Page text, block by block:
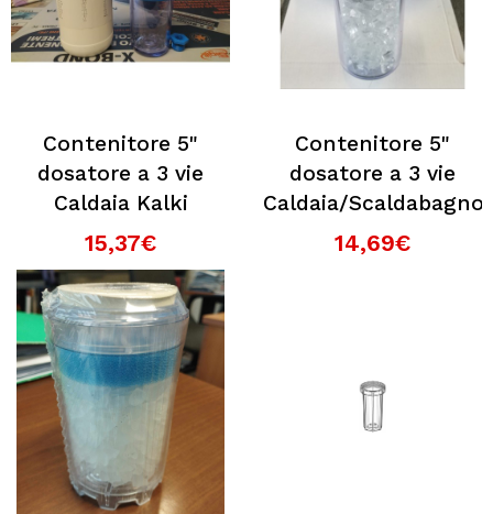
Contenitore 5"
dosatore a 3 vie
Caldaia Kalki
15,37€
Contenitore 5"
dosatore a 3 vie
Caldaia/Scaldabagno
14,69€